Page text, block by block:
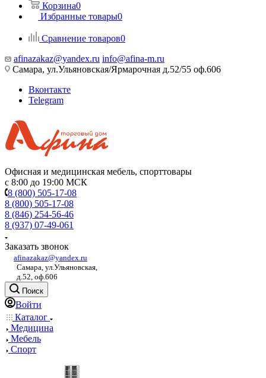
Корзина0
Избранные товары0
Сравнение товаров0
afinazakaz@yandex.ru info@afina-m.ru
Самара, ул.Ульяновская/Ярмарочная д.52/55 оф.606
Вконтакте
Telegram
Офисная и медицинская мебель, спорттовары
с 8:00 до 19:00 МСК
8 (800) 505-17-08
8 (800) 505-17-08
8 (846) 254-56-46
8 (937) 07-49-061
Заказать звонок
afinazakaz@yandex.ru
Самара, ул.Ульяновская,
д.52, оф.606
Поиск
Войти
Каталог
Медицина
Мебель
Спорт